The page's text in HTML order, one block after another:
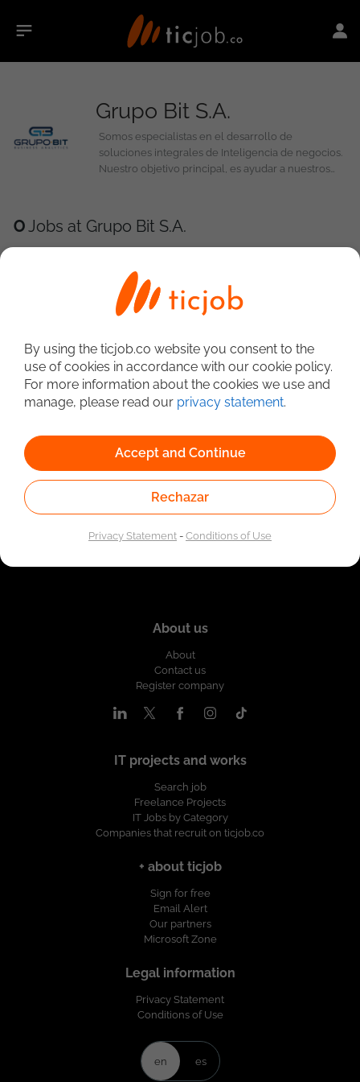
Grupo Bit S.A.
Somos especialistas en el desarrollo de
soluciones integrales de Inteligencia de negocios.
Nuestro objetivo principal, es ayudar a nuestros
suministrada por nuestra herramienta TSOL.
Nuestro Objetivo: Transformar la forma en la que
Canales de Distribución, a través de los Datos, la
Tecnología y la Innovación.
0Jobs at Grupo Bit S.A.
Linked to the network of providers of the Public
Employment Service. Authorized by the Special
Administrative Unit of the Public Employment Service
according to Resolution No. 0026 of January 17, 2023,
About us
About
Contact us
Register company
IT projects and works
Search job
Freelance Projects
IT Jobs by Category
Companies that recruit on ticjob.co
+ about ticjob
Sign for free
Email Alert
Our partners
Microsoft Zone
Legal information
Privacy Statement
Conditions of Use
en es
By using the ticjob.co website you consent to the
use of cookies in accordance with our cookie policy.
For more information about the cookies we use and
manage, please read our privacy statement.
Accept and Continue
Rechazar
Privacy Statement-Conditions of Use